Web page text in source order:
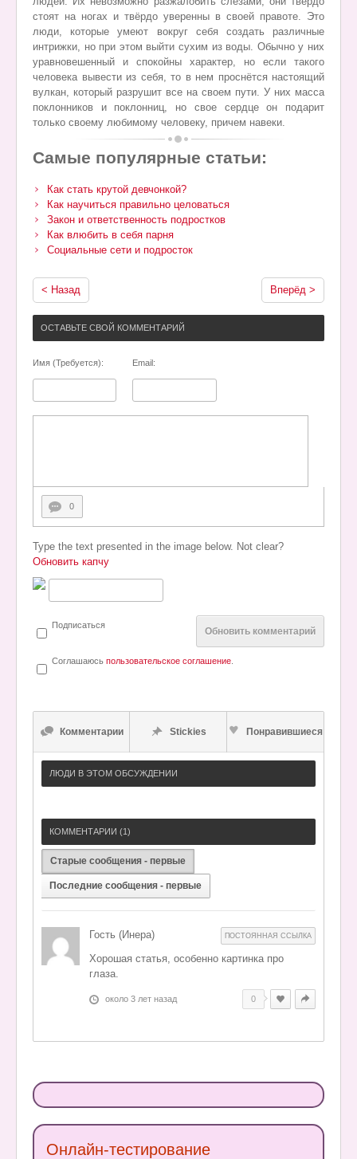
стоят на ногах и твёрдо уверенны в своей правоте. Это
люди, которые умеют вокруг себя создать различные
интрижки, но при этом выйти сухим из воды. Обычно у них
уравновешенный и спокойны характер, но если такого
человека вывести из себя, то в нем проснётся настоящий
вулкан, который разрушит все на своем пути. У них масса
поклонников и поклонниц, но свое сердце он подарит
только своему любимому человеку, причем навеки.
Самые популярные статьи:
Как стать крутой девчонкой?
Как научиться правильно целоваться
Закон и ответственность подростков
Как влюбить в себя парня
Социальные сети и подросток
< Назад Вперёд >
ОСТАВЬТЕ СВОЙ КОММЕНТАРИЙ
Имя (Требуется): Email:
0
Type the text presented in the image below. Not clear?
Обновить капчу
Обновить комментарий
Подписаться
Соглашаюсь пользовательское соглашение
Комментарии Stickies Понравившиеся
ЛЮДИ В ЭТОМ ОБСУЖДЕНИИ
КОММЕНТАРИИ (1)
Старые сообщения - первые
Последние сообщения - первые
Гость (Инера) ПОСТОЯННАЯ ССЫЛКА
Хорошая статья, особенно картинка про
глаза.
около 3 лет назад 0
Онлайн-тестирование